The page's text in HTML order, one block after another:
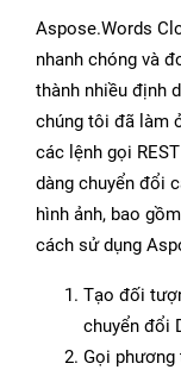
Aspose.Words
nhanh chóng và
thành nhiều định
chúng tôi đã làm
các lệnh gọi
dàng chuyển đổi
hình ảnh, bao gồm
cách sử dụng
Tạo đối
chuyển đổi
Gọi phương